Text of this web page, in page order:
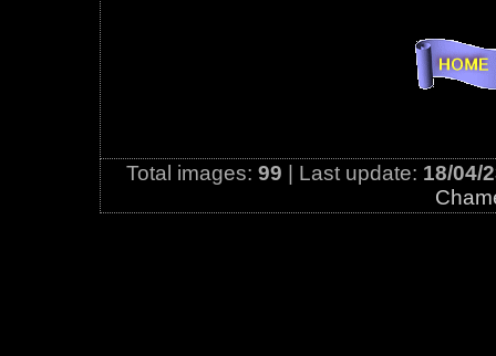
Total images: 99 | Last update: 18/04/